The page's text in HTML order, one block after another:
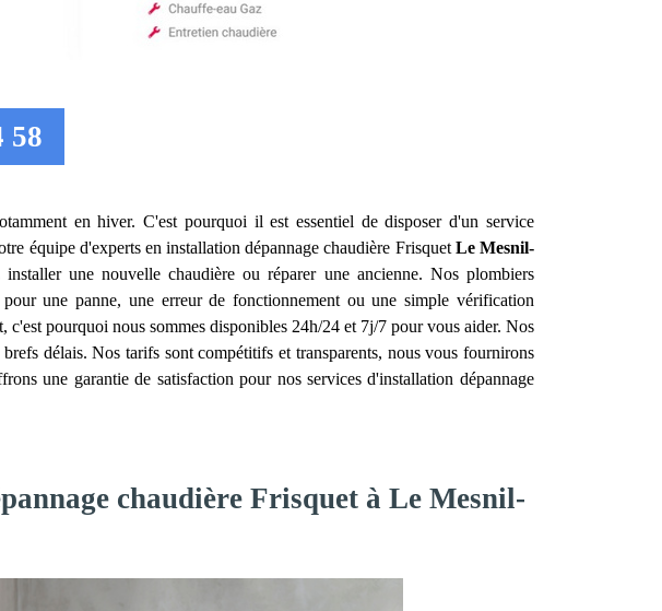
58
en hiver. C'est pourquoi il est essentiel de disposer d'un service
équipe d'experts en installation dépannage chaudière Frisquet Le Mesnil-
une nouvelle chaudière ou réparer une ancienne. Nos plombiers
une panne, une erreur de fonctionnement ou une simple vérification
pourquoi nous sommes disponibles 24h/24 et 7j/7 pour vous aider. Nos
délais. Nos tarifs sont compétitifs et transparents, nous vous fournirons
une garantie de satisfaction pour nos services d'installation dépannage
chaudière Frisquet à Le Mesnil-